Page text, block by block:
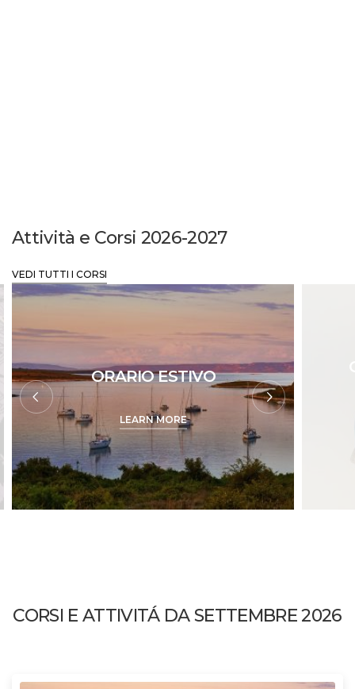
Attività e Corsi 2026-2027
VEDI TUTTI I CORSI
ORARIO ESTIVO
LEARN MORE
CORSI E ATTIVITÁ DA SETTEMBRE 2026